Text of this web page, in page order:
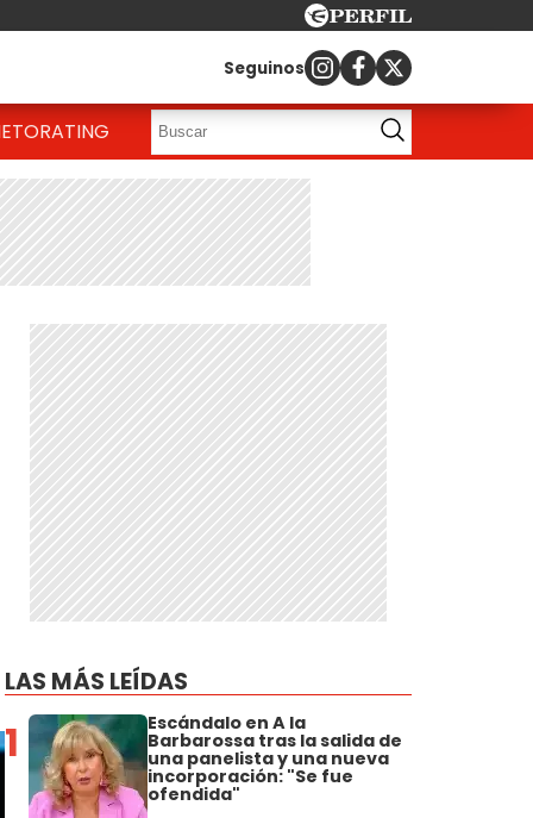
Seguinos
RATING
LAS MÁS LEÍDAS
1 Escándalo en A la
Barbarossa tras la salida de
una panelista y una nueva
incorporación: "Se fue
ofendida"